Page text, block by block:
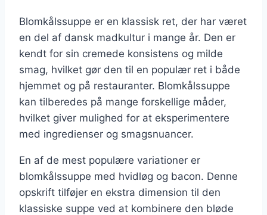
Blomkålssuppe er en klassisk ret, der har været
en del af dansk madkultur i mange år. Den er
kendt for sin cremede konsistens og milde
smag, hvilket gør den til en populær ret i både
hjemmet og på restauranter. Blomkålssuppe
kan tilberedes på mange forskellige måder,
hvilket giver mulighed for at eksperimentere
med ingredienser og smagsnuancer.
En af de mest populære variationer er
blomkålssuppe med hvidløg og bacon. Denne
opskrift tilføjer en ekstra dimension til den
klassiske suppe ved at kombinere den bløde